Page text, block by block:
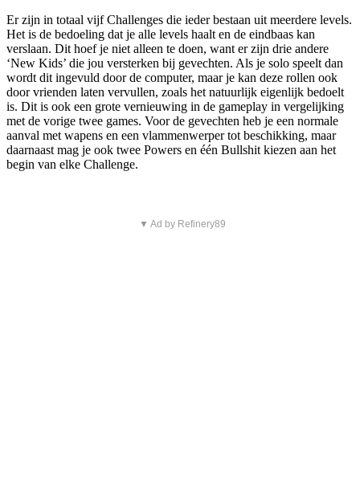
Er zijn in totaal vijf Challenges die ieder bestaan uit meerdere levels.
Het is de bedoeling dat je alle levels haalt en de eindbaas kan
verslaan. Dit hoef je niet alleen te doen, want er zijn drie andere
‘New Kids’ die jou versterken bij gevechten. Als je solo speelt dan
wordt dit ingevuld door de computer, maar je kan deze rollen ook
door vrienden laten vervullen, zoals het natuurlijk eigenlijk bedoelt
is. Dit is ook een grote vernieuwing in de gameplay in vergelijking
met de vorige twee games. Voor de gevechten heb je een normale
aanval met wapens en een vlammenwerper tot beschikking, maar
daarnaast mag je ook twee Powers en één Bullshit kiezen aan het
begin van elke Challenge.
▼ Ad by Refinery89